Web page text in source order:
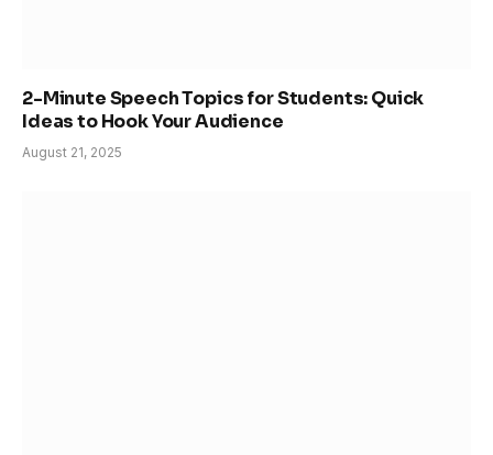
2-Minute Speech Topics for Students: Quick
Ideas to Hook Your Audience
August 21, 2025